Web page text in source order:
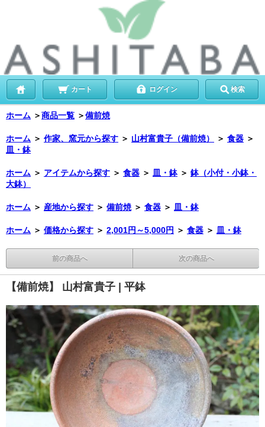
カート ログイン 検索
ホーム ＞商品一覧 ＞備前焼
ホーム ＞ 作家、窯元から探す ＞ 山村富貴子（備前焼） ＞ 食器 ＞
皿・鉢
ホーム ＞ アイテムから探す ＞ 食器 ＞ 皿・鉢 ＞ 鉢（小付・小鉢・
大鉢）
ホーム ＞ 産地から探す ＞ 備前焼 ＞ 食器 ＞ 皿・鉢
ホーム ＞ 価格から探す ＞ 2,001円～5,000円 ＞ 食器 ＞ 皿・鉢
前の商品へ 次の商品へ
【備前焼】 山村富貴子 | 平鉢